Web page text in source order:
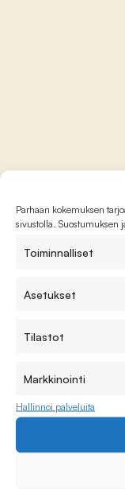
Parhaan kokemuksen
sivustolla.
Toiminnalliset
Asetukset
Tilastot
Markkinointi
Hallinnoi palveluita